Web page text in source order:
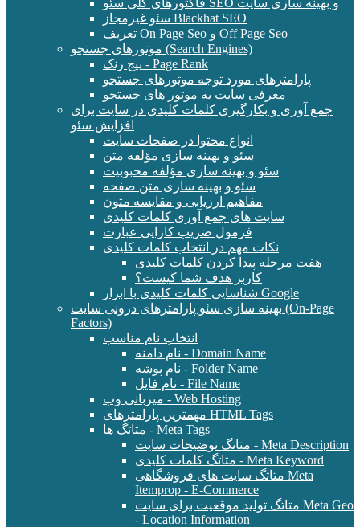
فاکتورهای کلی سئو SEO و بهینه سازی سایت
سئو غیرمجاز Blackhat SEO
تعریف On Page Seo و Off Page Seo
موتورهای جستجو (Search Engines)
پیج رنک - Page Rank
پارامترهای مورد توجه موتورهای جستجو
معرفی سایت به موتور های جستجو
جمع آوری و بکارگیری کلمات کلیدی در سایت برای
افزایش سئو
انواع محتوا در صفحات سایت
سئو و بهینه سازی مؤلفه متن
سئو و بهینه سازی مؤلفه محبوبیت
سئو و بهینه سازی متن صفحه
مفاهیم ارزیابی و مقایسه متون
سایت های جمع آوری کلمات کلیدی
فرمول ضریب کارایی عبارت
نکات مهم در انتخاب کلمات کلیدی
هفت مرحله پیدا کردن کلمات کلیدی
کاربر هدف شما کیست؟
شناسایی کلمات کلیدی با ابزار Google
بهینه سازی سئو پارامترهای درونی سایت (On-Page
Factors)
انتخاب نام مناسب
نام دامنه - Domain Name
نام پوشه - Folder Name
نام فایل - File Name
میزبانی وب - Web Hosting
مهمترین پارامترهای HTML Tags
متاتگ ها - Meta Tags
متاتگ توضیحات سایت - Meta Description
متاتگ کلمات کلیدی - Meta Keyword
متاتگ سایت های فروشگاهی Meta
Itemprop - E-Commerce
متاتگ تولید موقعیت برای سایت Meta Geo
- Location Information